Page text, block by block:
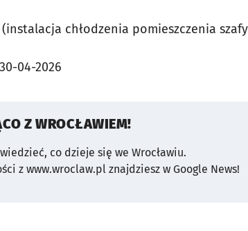
chłodzenia pomieszczenia
30-04-2026
Z WROCŁAWIEM!
co dzieje się we Wrocławiu.
z www.wroclaw.pl znajdziesz w Google News!